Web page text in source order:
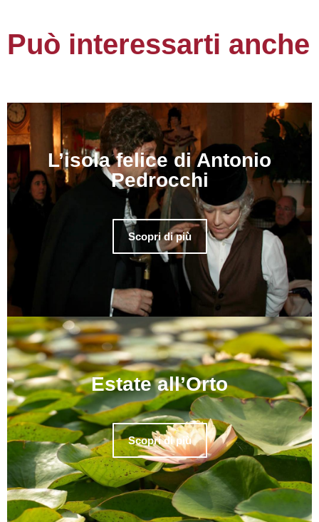
Può interessarti anche
L’isola felice di Antonio
Pedrocchi
Scopri di più
Estate all’Orto
Scopri di più